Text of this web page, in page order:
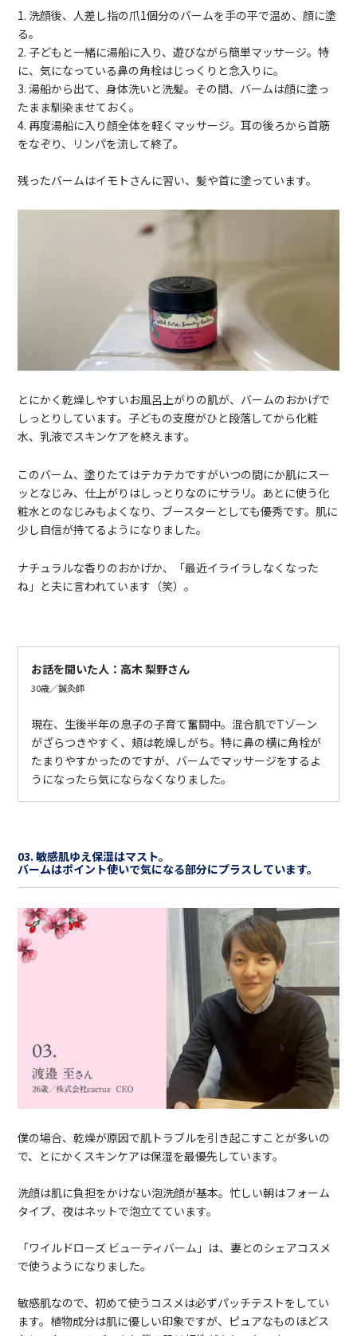
1. 洗顔後、人差し指の爪1個分のバームを手の平で温め、顔に塗
る。
2. 子どもと一緒に湯船に入り、遊びながら簡単マッサージ。特
に、気になっている鼻の角栓はじっくりと念入りに。
3. 湯船から出て、身体洗いと洗髪。その間、バームは顔に塗っ
たまま馴染ませておく。
4. 再度湯船に入り顔全体を軽くマッサージ。耳の後ろから首筋
をなぞり、リンパを流して終了。
残ったバームはイモトさんに習い、髪や首に塗っています。
とにかく乾燥しやすいお風呂上がりの肌が、バームのおかげで
しっとりしています。子どもの支度がひと段落してから化粧
水、乳液でスキンケアを終えます。
このバーム、塗りたてはテカテカですがいつの間にか肌にスー
ッとなじみ、仕上がりはしっとりなのにサラリ。あとに使う化
粧水とのなじみもよくなり、ブースターとしても優秀です。肌に
少し自信が持てるようになりました。
ナチュラルな香りのおかげか、「最近イライラしなくなった
ね」と夫に言われています（笑）。
お話を聞いた人：高木 梨野さん
30歳／鍼灸師
現在、生後半年の息子の子育て奮闘中。混合肌でTゾーン
がざらつきやすく、頬は乾燥しがち。特に鼻の横に角栓が
たまりやすかったのですが、バームでマッサージをするよ
うになったら気にならなくなりました。
03. 敏感肌ゆえ保湿はマスト。
バームはポイント使いで気になる部分にプラスしています。
僕の場合、乾燥が原因で肌トラブルを引き起こすことが多いの
で、とにかくスキンケアは保湿を最優先しています。
洗顔は肌に負担をかけない泡洗顔が基本。忙しい朝はフォーム
タイプ、夜はネットで泡立てています。
「ワイルドローズ ビューティバーム」は、妻とのシェアコスメ
で使うようになりました。
敏感肌なので、初めて使うコスメは必ずパッチテストをしてい
ます。植物成分は肌に優しい印象ですが、ピュアなものほどス